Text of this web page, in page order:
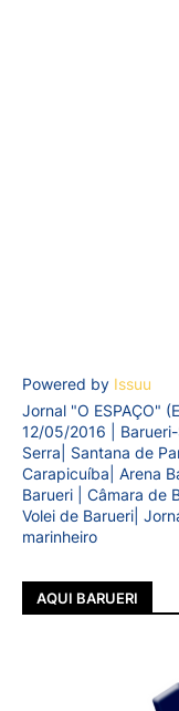
Powered by Issuu
Jornal "O ESPAÇO"
12/05/2016 |
Serra| Santana de
Carapicuíba| Arena
Barueri | Câmara de
Volei de Barueri|
marinheiro
AQUI BARUERI